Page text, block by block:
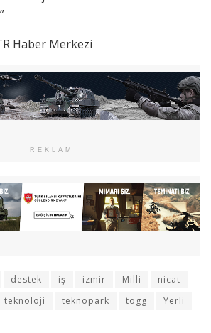
Haber Merkezi
REKLAM
destek iş izmir Milli
nicat
teknoloji teknopark togg Yerli